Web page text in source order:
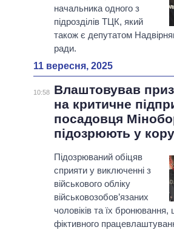
начальника одного з
підрозділів ТЦК, який
також є депутатом
ради.
11 вересня, 2025
10:58
Влаштовував
на критичне
посадовця
підозрюють у
Підозрюваний обіцяв
сприяти у виключенні з
військового обліку
військовозобов’язаних
чоловіків та їх
фіктивного